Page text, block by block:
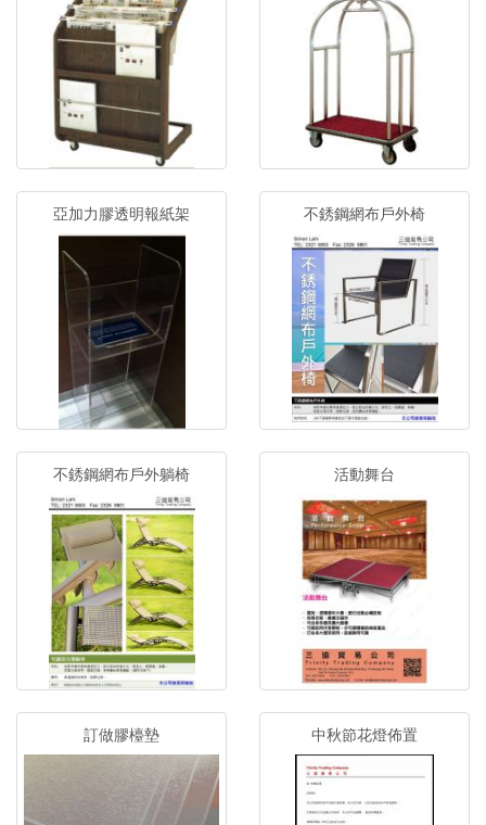
亞加力膠透明報紙架 不銹鋼網布戶外椅
不銹鋼網布戶外躺椅 活動舞台
訂做膠檯墊 中秋節花燈佈置